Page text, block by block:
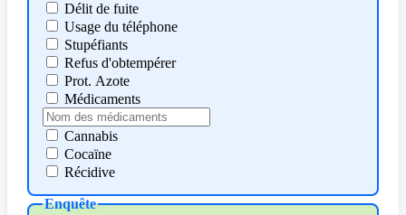
Délit de fuite
Usage du téléphone
Stupéfiants
Refus d'obtempérer
Prot. Azote
Médicaments
Cannabis
Cocaïne
Récidive
Enquête